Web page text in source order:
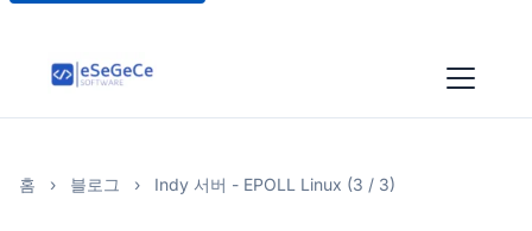
홈 › 블로그 › Indy 서버 - EPOLL Linux (3 / 3)